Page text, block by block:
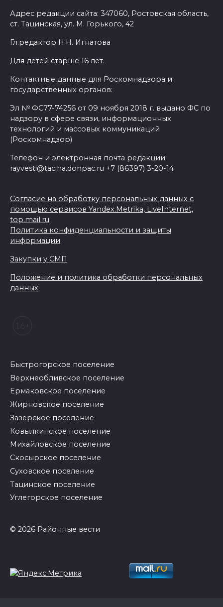
Адрес редакции сайта: 347060, Ростовская область,
ст. Тацинская, ул. М. Горького, 42
Гл.редактор Н.Н. Игнатова
Для детей старше 16 лет.
Контактные данные для Роскомнадзора и
государственных органов:
Эл № ФС77-74256 от 09 ноября 2018 г. выдано ФС по
надзору в сфере связи, информационных
технологий и массовых коммуникаций
(Роскомнадзор)
Телефон и электронная почта редакции
rayvesti@tacina.donpac.ru +7 (86397) 3-20-14
Согласие на обработку персональных данных с
помощью сервисов Yandex.Metrika, LiveInternet,
top.mail.ru
Политика конфиденциальности и защиты
информации
Закупки у СМП
Положение и политика обработки персональных
данных
Быстрогорское поселение
Верхнеобливское поселение
Ермаковское поселение
Жирновское поселение
Зазерское поселение
Ковылкинское поселение
Михайловское поселение
Скосырское поселение
Суховское поселение
Тацинское поселение
Углегорское поселение
© 2026 Районные вести